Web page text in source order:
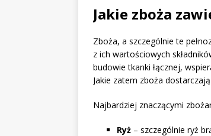
Jakie zboża
Zboża, a szczególnie te
z ich wartościowych
budowie tkanki łącznej,
Jakie zatem zboża
Najbardziej znaczącymi
Ryż – szczególnie ryż